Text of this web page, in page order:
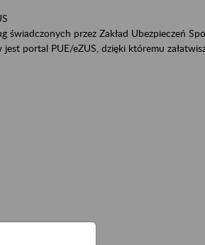
przez Zakład Ubezpieczeń
portal PUE/eZUS, dzięki któremu